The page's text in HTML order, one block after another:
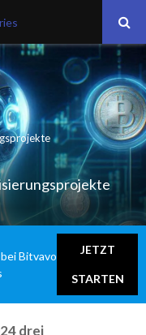
bei Bitvavo
JETZT
STARTEN
drei